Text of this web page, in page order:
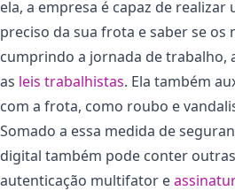
ela, a empresa é capaz de
preciso da sua frota e saber se
cumprindo a jornada de trabalho,
as leis trabalhistas. Ela também
com a frota, como roubo e
Somado a essa medida de
digital também pode conter
autenticação multifator e